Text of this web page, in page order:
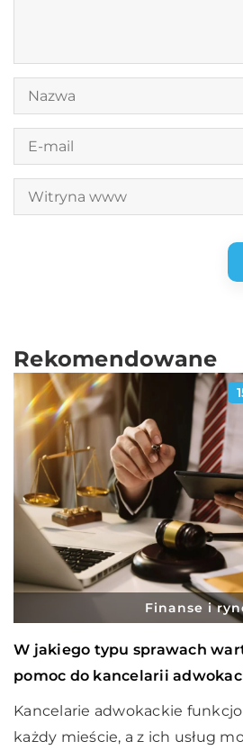
Rekomendowane
Finanse i
W jakiego typu sprawach
pomoc do kancelarii
Kancelarie adwokackie
każdy mieście, a z ich usług